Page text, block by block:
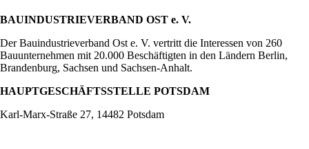
BAUINDUSTRIEVERBAND OST e. V.
Der Bauindustrieverband Ost e. V. vertritt die Interessen von 260
Bauunternehmen mit 20.000 Beschäftigten in den Ländern Berlin,
Brandenburg, Sachsen und Sachsen-Anhalt.
HAUPTGESCHÄFTSSTELLE POTSDAM
Karl-Marx-Straße 27, 14482 Potsdam